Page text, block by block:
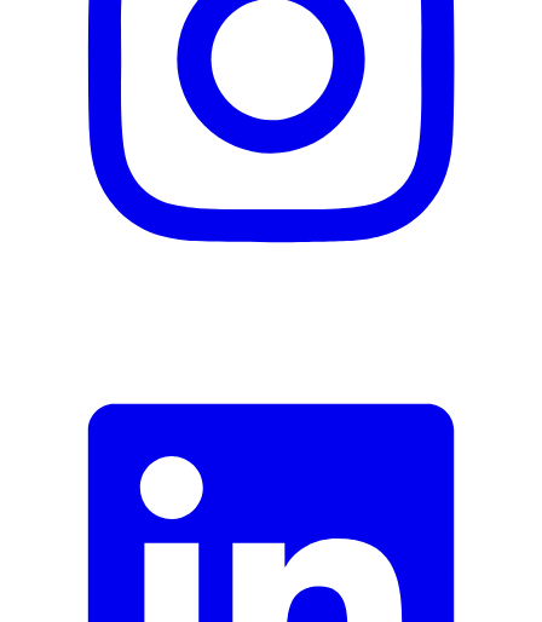
E-Mail-Adresse (optional)
Formular schliessen
Senden
Falsche Daten melden